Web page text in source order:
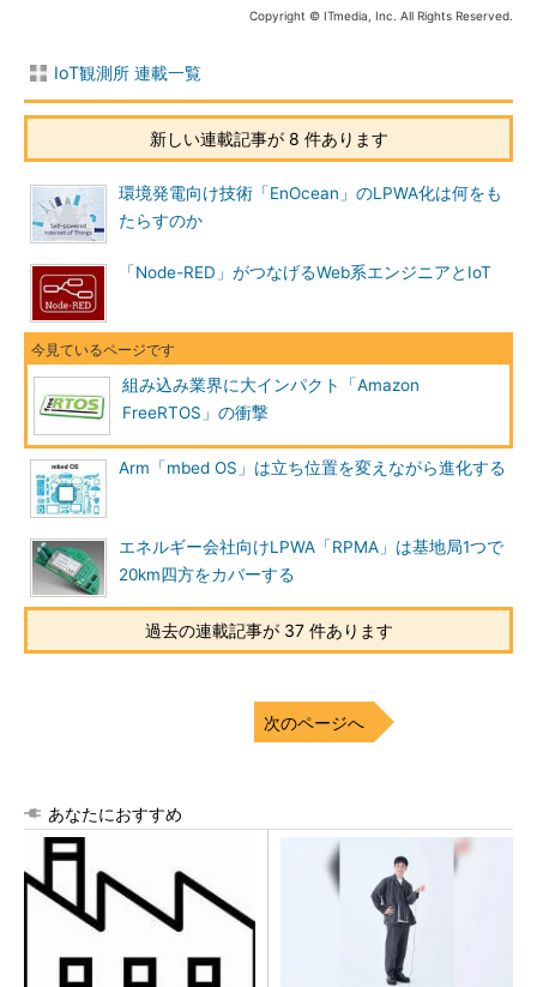
Copyright © ITmedia, Inc. All Rights Reserved.
IoT観測所 連載一覧
新しい連載記事が 8 件あります
環境発電向け技術「EnOcean」のLPWA化は何をも
たらすのか
「Node-RED」がつなげるWeb系エンジニアとIoT
組み込み業界に大インパクト「Amazon
FreeRTOS」の衝撃
Arm「mbed OS」は立ち位置を変えながら進化する
エネルギー会社向けLPWA「RPMA」は基地局1つで
20km四方をカバーする
過去の連載記事が 37 件あります
次のページへ
あなたにおすすめ